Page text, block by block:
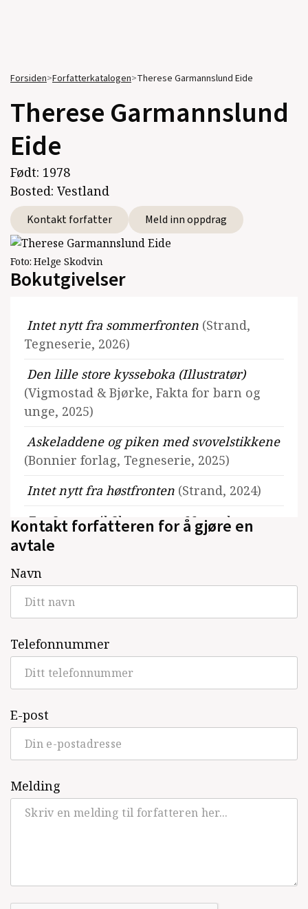
Forsiden>Forfatterkatalogen>Therese Garmannslund Eide
Therese Garmannslund
Eide
Født: 1978
Bosted: Vestland
Kontakt forfatter Meld inn oppdrag
Foto: Helge Skodvin
Bokutgivelser
Intet nytt fra sommerfronten (Strand,
Tegneserie, 2026)
Den lille store kysseboka (Illustratør)
(Vigmostad & Bjørke, Fakta for barn og
unge, 2025)
Askeladdene og piken med svovelstikkene
(Bonnier forlag, Tegneserie, 2025)
Intet nytt fra høstfronten (Strand, 2024)
Fra Snorre til Skaranger - 66 norske
klassikere du naturligvis har lest (ill.)
Askeladdene møter Rødhette(Egmont,
Barnebok, 2023)
Hjemmefronten overlever julen
Tegneserie, 2022)
Bare striper(Egmont, 2022)
Foreldreskapet. En bruksanvisning
Koronadagbøkene(Egmont, Tegneserie,
2020)
Fra Shakespeare til Knausgård: 66
Tegneserie, 2019)
Kontakt forfatteren for å gjøre en
avtale
Navn
Telefonnummer
E-post
Melding